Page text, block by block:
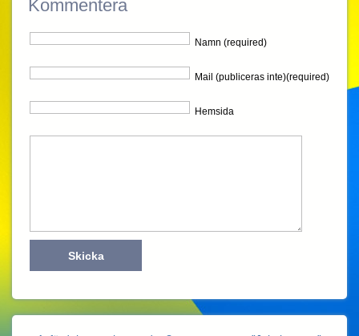
Kommentera
Namn (required)
Mail (publiceras inte)(required)
Hemsida